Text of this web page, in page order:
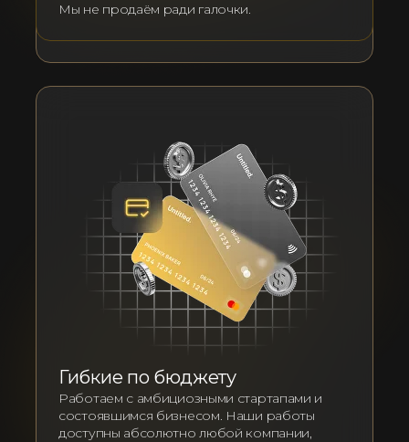
Гибкие по бюджету
Работаем с амбициозными стартапами и
состоявшимся бизнесом. Наши работы
доступны абсолютно любой компании,
Мы не продаём ради галочки.